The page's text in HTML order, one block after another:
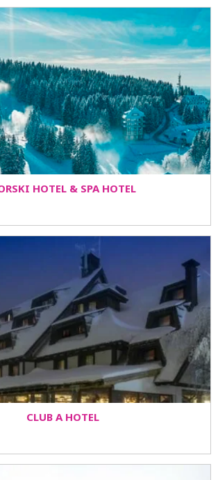
HOTEL & SPA HOTEL
CLUB A HOTEL